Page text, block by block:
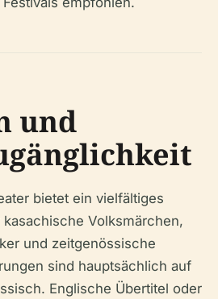
und
bietet ein vielfältiges
Volksmärchen,
und zeitgenössische
sind hauptsächlich auf
Englische Übertitel oder